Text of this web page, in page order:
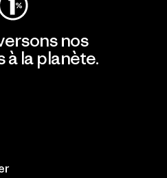
nos
à la planète.